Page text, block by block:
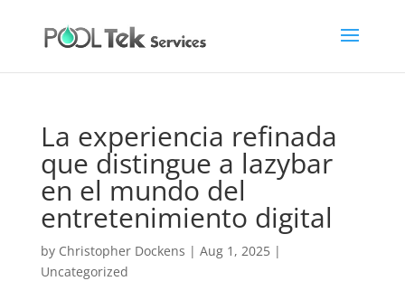
La experiencia refinada
que distingue a lazybar
en el mundo del
entretenimiento digital
by Christopher Dockens | Aug 1, 2025|
Uncategorized